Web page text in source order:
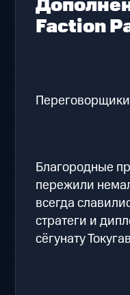
Faction
Переговорщики
Благородные
пережили
всегда
стратеги и
сёгунату